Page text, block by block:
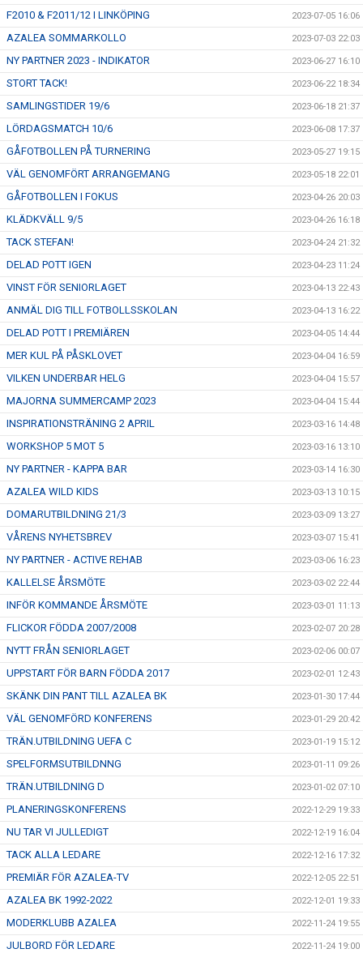
F2010 & F2011/12 I LINKÖPING 2023-07-05 16:06
AZALEA SOMMARKOLLO 2023-07-03 22:03
NY PARTNER 2023 - INDIKATOR 2023-06-27 16:10
STORT TACK! 2023-06-22 18:34
SAMLINGSTIDER 19/6 2023-06-18 21:37
LÖRDAGSMATCH 10/6 2023-06-08 17:37
GÅFOTBOLLEN PÅ TURNERING 2023-05-27 19:15
VÄL GENOMFÖRT ARRANGEMANG 2023-05-18 22:01
GÅFOTBOLLEN I FOKUS 2023-04-26 20:03
KLÄDKVÄLL 9/5 2023-04-26 16:18
TACK STEFAN! 2023-04-24 21:32
DELAD POTT IGEN 2023-04-23 11:24
VINST FÖR SENIORLAGET 2023-04-13 22:43
ANMÄL DIG TILL FOTBOLLSSKOLAN 2023-04-13 16:22
DELAD POTT I PREMIÄREN 2023-04-05 14:44
MER KUL PÅ PÅSKLOVET 2023-04-04 16:59
VILKEN UNDERBAR HELG 2023-04-04 15:57
MAJORNA SUMMERCAMP 2023 2023-04-04 15:44
INSPIRATIONSTRÄNING 2 APRIL 2023-03-16 14:48
WORKSHOP 5 MOT 5 2023-03-16 13:10
NY PARTNER - KAPPA BAR 2023-03-14 16:30
AZALEA WILD KIDS 2023-03-13 10:15
DOMARUTBILDNING 21/3 2023-03-09 13:27
VÅRENS NYHETSBREV 2023-03-07 15:41
NY PARTNER - ACTIVE REHAB 2023-03-06 16:23
KALLELSE ÅRSMÖTE 2023-03-02 22:44
INFÖR KOMMANDE ÅRSMÖTE 2023-03-01 11:13
FLICKOR FÖDDA 2007/2008 2023-02-07 20:28
NYTT FRÅN SENIORLAGET 2023-02-06 00:07
UPPSTART FÖR BARN FÖDDA 2017 2023-02-01 12:43
SKÄNK DIN PANT TILL AZALEA BK 2023-01-30 17:44
VÄL GENOMFÖRD KONFERENS 2023-01-29 20:42
TRÄN.UTBILDNING UEFA C 2023-01-19 15:12
SPELFORMSUTBILDNNG 2023-01-11 09:26
TRÄN.UTBILDNING D 2023-01-02 07:10
PLANERINGSKONFERENS 2022-12-29 19:33
NU TAR VI JULLEDIGT 2022-12-19 16:04
TACK ALLA LEDARE 2022-12-16 17:32
PREMIÄR FÖR AZALEA-TV 2022-12-05 22:51
AZALEA BK 1992-2022 2022-12-01 19:33
MODERKLUBB AZALEA 2022-11-24 19:55
JULBORD FÖR LEDARE 2022-11-24 19:00